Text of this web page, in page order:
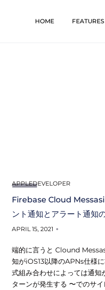
HOME FEATURES
APPLEDEVELOPER
Firebase Cloud
ント通知とアラート通知
APRIL 15, 2021
端的に言うと Clound
知がiOS13以降のAPNs仕様
式組み合わせによっては通知
ターンが発生する 〜でのサ